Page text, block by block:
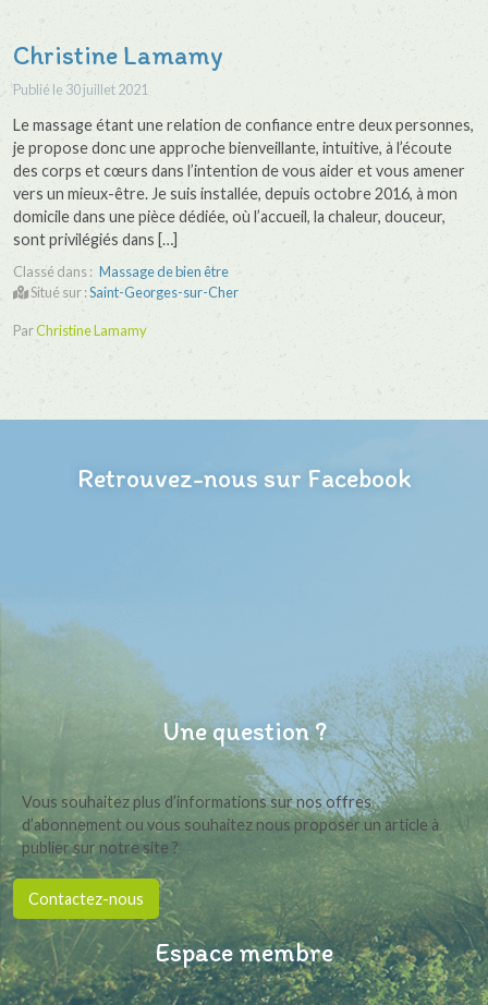
Christine Lamamy
Publié le 30 juillet 2021
Le massage étant une relation de confiance entre deux personnes,
je propose donc une approche bienveillante, intuitive, à l’écoute
des corps et cœurs dans l’intention de vous aider et vous amener
vers un mieux-être. Je suis installée, depuis octobre 2016, à mon
domicile dans une pièce dédiée, où l’accueil, la chaleur, douceur,
sont privilégiés dans […]
Classé dans : Massage de bien être
Situé sur :Saint-Georges-sur-Cher
ParChristine Lamamy
Retrouvez-nous sur Facebook
Une question ?
Vous souhaitez plus d’informations sur nos offres
d’abonnement ou vous souhaitez nous proposer un article à
publier sur notre site ?
Contactez-nous
Espace membre